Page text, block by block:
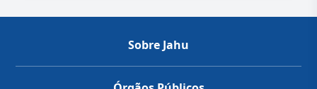
Sobre Jahu